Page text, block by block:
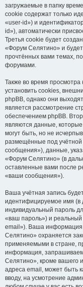
загружаемые в папку
cookie содержат только
«user-id») и
id»), автоматически
Третья cookie будет
«Форум Селятино» и
прочтённых вами темах,
форумами.
Также во время
установить cookies,
phpBB, однако они
является рассмотрение
обеспечением phpBB.
являются данные,
могут быть, но не
размещённые под
сообщения»), данные,
«Форум Селятино» (в
оставленные вами после
«ваши сообщения»).
Ваша учётная запись
идентифицируемое имя (в
индивидуальный пароль
«ваш пароль») и
email»). Ваша информация
Селятино» охраняется
применяемыми в стране,
информация,
Селятино», кроме вашего
адреса email, может быть
вводу, на усмотрение